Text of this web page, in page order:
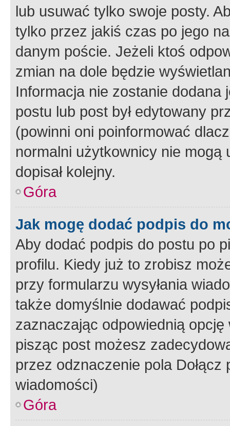
lub usuwać tylko swoje posty.
tylko przez jakiś czas po jego
danym poście. Jeżeli ktoś
zmian na dole będzie
Informacja nie zostanie dodana
postu lub post był edytowany
(powinni oni poinformować
normalni użytkownicy nie
dopisał kolejny.
Góra
Jak mogę dodać podpis do
Aby dodać podpis do postu po
profilu. Kiedy już to zrobisz
przy formularzu wysyłania
także domyślnie dodawać
zaznaczając odpowiednią
pisząc post możesz
przez odznaczenie pola
wiadomości)
Góra